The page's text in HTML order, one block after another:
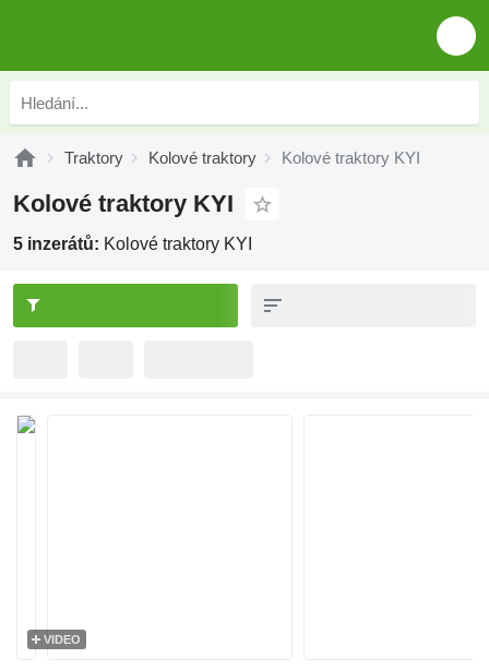
Traktory Kolové traktory Kolové traktory KYI
Kolové traktory KYI
5 inzerátů: Kolové traktory KYI
VIDEO